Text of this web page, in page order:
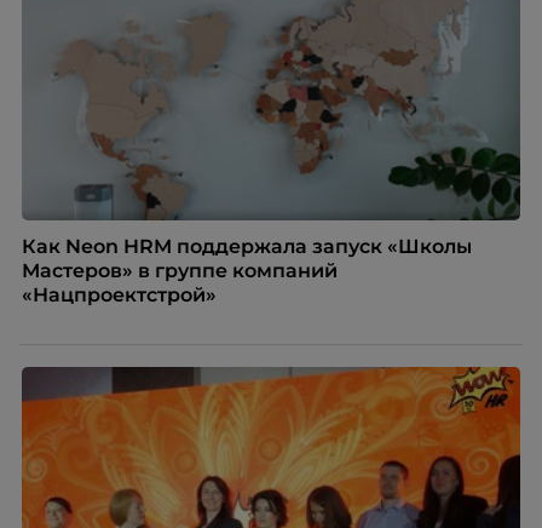
Как Neon HRM поддержала запуск «Школы
Мастеров» в группе компаний
«Нацпроектстрой»